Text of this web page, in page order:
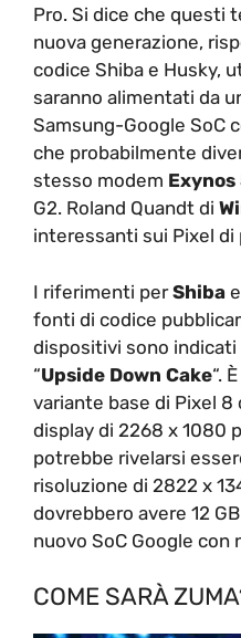
Pro. Si dice che questi
nuova generazione,
codice Shiba e Husky,
saranno alimentati da
Samsung-Google SoC
che probabilmente
stesso modem
G2. Roland Quandt di
interessanti sui Pixel
I riferimenti perShiba e
fonti di codice
dispositivi sono indicati
“Upside Down Cake“.
variante base di Pixel
display di 2268 x 1080
potrebbe rivelarsi
risoluzione di 2822 x
dovrebbero avere 12
nuovo SoC Google con
COME SARÀ